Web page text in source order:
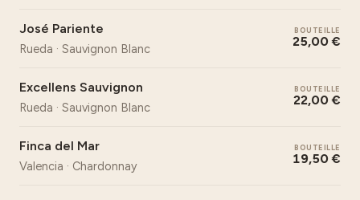
José Pariente
Rueda · Sauvignon Blanc
BOUTEILLE
25,00 €
Excellens Sauvignon
Rueda · Sauvignon Blanc
BOUTEILLE
22,00 €
Finca del Mar
Valencia · Chardonnay
BOUTEILLE
19,50 €